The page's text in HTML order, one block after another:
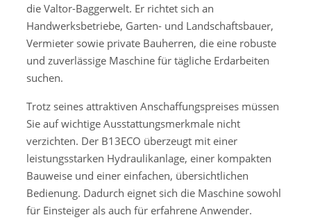
die Valtor-Baggerwelt. Er richtet sich an
Handwerksbetriebe, Garten- und Landschaftsbauer,
Vermieter sowie private Bauherren, die eine robuste
und zuverlässige Maschine für tägliche Erdarbeiten
suchen.
Trotz seines attraktiven Anschaffungspreises müssen
Sie auf wichtige Ausstattungsmerkmale nicht
verzichten. Der B13ECO überzeugt mit einer
leistungsstarken Hydraulikanlage, einer kompakten
Bauweise und einer einfachen, übersichtlichen
Bedienung. Dadurch eignet sich die Maschine sowohl
für Einsteiger als auch für erfahrene Anwender.